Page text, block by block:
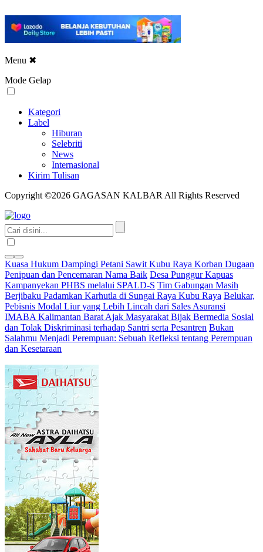
Menu ✖
Mode Gelap
Kategori
Label
Hiburan
Selebriti
News
Internasional
Kirim Tulisan
Copyright ©2026 GAGASAN KALBAR All Rights Reserved
Kuasa Hukum Dampingi Petani Sawit Kubu Raya Korban Dugaan
Penipuan dan Pencemaran Nama Baik Desa Punggur Kapuas
Kampanyekan PHBS melalui SPALD-S Tim Gabungan Masih
Berjibaku Padamkan Karhutla di Sungai Raya Kubu Raya Belukar,
Pebisnis Modal Liur yang Lebih Lincah dari Sales Asuransi
IMABA Kalimantan Barat Ajak Masyarakat Bijak Bermedia Sosial
dan Tolak Diskriminasi terhadap Santri serta Pesantren Bukan
Salahmu Menjadi Perempuan: Sebuah Refleksi tentang Perempuan
dan Kesetaraan